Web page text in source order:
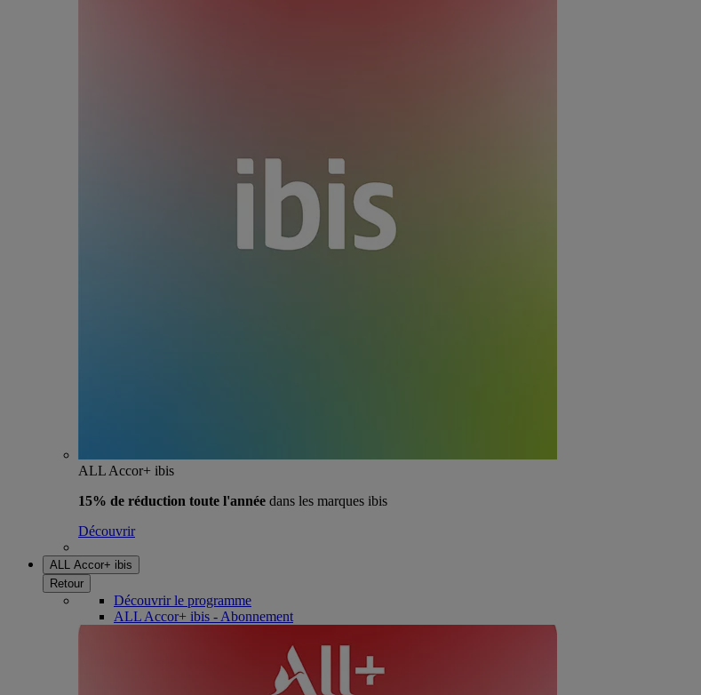
ALL Accor+ ibis
15% de réduction toute l'année dans les marques ibis
Découvrir
ALL Accor+ ibis
Retour
Découvrir le programme
ALL Accor+ ibis - Abonnement